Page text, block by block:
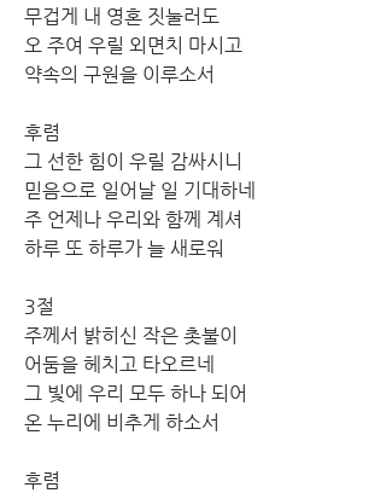
무겁게 내 영혼 짓눌러도
오 주여 우릴 외면치 마시고
약속의 구원을 이루소서
후렴
그 선한 힘이 우릴 감싸시니
믿음으로 일어날 일 기대하네
주 언제나 우리와 함께 계셔
하루 또 하루가 늘 새로워
3절
주께서 밝히신 작은 촛불이
어둠을 헤치고 타오르네
그 빛에 우리 모두 하나 되어
온 누리에 비추게 하소서
후렴